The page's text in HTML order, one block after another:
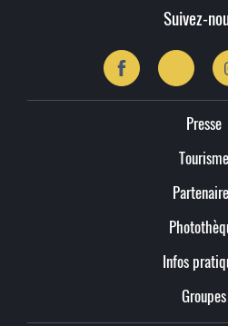
Suivez-
Presse
Tourisme
Infos
Groupes